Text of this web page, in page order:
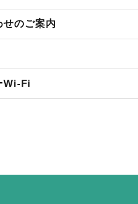
せのご案内
Wi-Fi